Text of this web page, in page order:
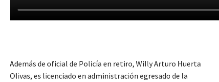
Además de oficial de Policía en retiro, Willy Arturo Huerta
Olivas, es licenciado en administración egresado de la